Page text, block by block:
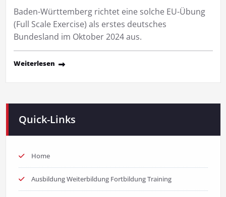
Baden-Württemberg richtet eine solche EU-Übung
(Full Scale Exercise) als erstes deutsches
Bundesland im Oktober 2024 aus.
Weiterlesen
Quick-Links
Home
Ausbildung Weiterbildung Fortbildung Training